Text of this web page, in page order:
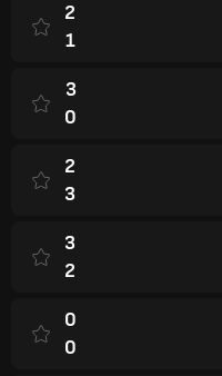
2
1
3
0
2
3
3
2
0
0